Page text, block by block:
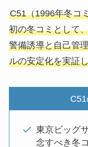
C51（1996年冬コ
初の冬コミとして
警備誘導と自己管
ルの安定化を実証
東京ビッグ
念すべき冬